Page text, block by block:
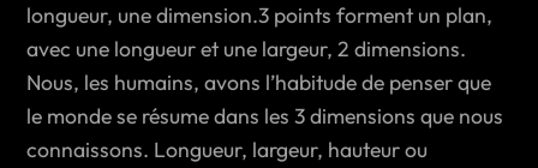
longueur, une dimension.3 points forment un plan,
avec une longueur et une largeur, 2 dimensions.
Nous, les humains, avons l’habitude de penser que
le monde se résume dans les 3 dimensions que nous
connaissons. Longueur, largeur, hauteur ou